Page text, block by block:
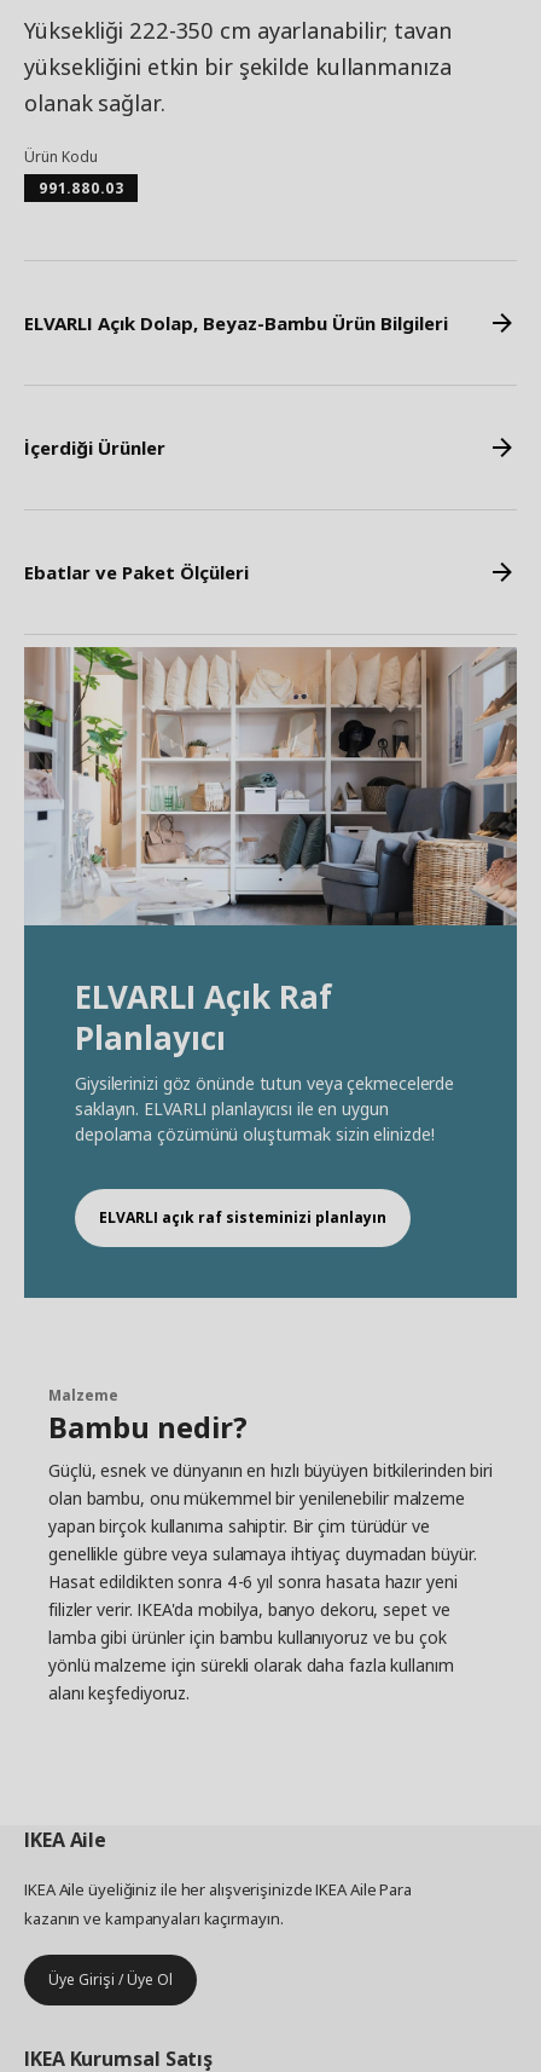
Yüksekliği 222-350 cm ayarlanabilir; tavan
yüksekliğini etkin bir şekilde kullanmanıza
olanak sağlar.
Ürün Kodu
991.880.03
ELVARLI Açık Dolap, Beyaz-Bambu Ürün Bilgileri
İçerdiği Ürünler
Ebatlar ve Paket Ölçüleri
ELVARLI Açık Raf
Planlayıcı
Giysilerinizi göz önünde tutun veya çekmecelerde
saklayın. ELVARLI planlayıcısı ile en uygun
depolama çözümünü oluşturmak sizin elinizde!
ELVARLI açık raf sisteminizi planlayın
Malzeme
Bambu nedir?
Güçlü, esnek ve dünyanın en hızlı büyüyen bitkilerinden biri
olan bambu, onu mükemmel bir yenilenebilir malzeme
yapan birçok kullanıma sahiptir. Bir çim türüdür ve
genellikle gübre veya sulamaya ihtiyaç duymadan büyür.
Hasat edildikten sonra 4-6 yıl sonra hasata hazır yeni
filizler verir. IKEA'da mobilya, banyo dekoru, sepet ve
lamba gibi ürünler için bambu kullanıyoruz ve bu çok
yönlü malzeme için sürekli olarak daha fazla kullanım
alanı keşfediyoruz.
IKEAAile
IKEA Aile üyeliğiniz ile her alışverişinizde IKEA Aile Para
kazanın ve kampanyaları kaçırmayın.
Üye Girişi / Üye Ol
IKEA Kurumsal Satış